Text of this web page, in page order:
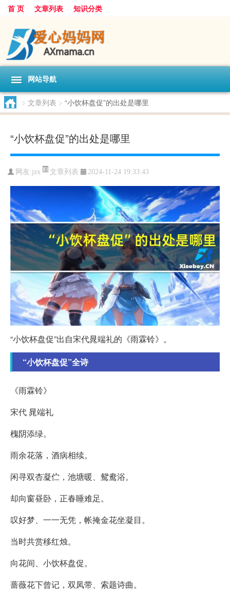
首 页 文章列表 知识分类
网站导航
> 文章列表 > “小饮杯盘促”的出处是哪里
“小饮杯盘促”的出处是哪里
网友:jzx 文章列表 2024-11-24 19:33:43
“小饮杯盘促”出自宋代晁端礼的《雨霖铃》。
“小饮杯盘促”全诗
《雨霖铃》
宋代 晁端礼
槐阴添绿。
雨余花落，酒病相续。
闲寻双杏凝伫，池塘暖、鸳鸯浴。
却向窗昼卧，正春睡难足。
叹好梦、一一无凭，帐掩金花坐凝目。
当时共赏移红烛。
向花间、小饮杯盘促。
蔷薇花下曾记，双凤带、索题诗曲。